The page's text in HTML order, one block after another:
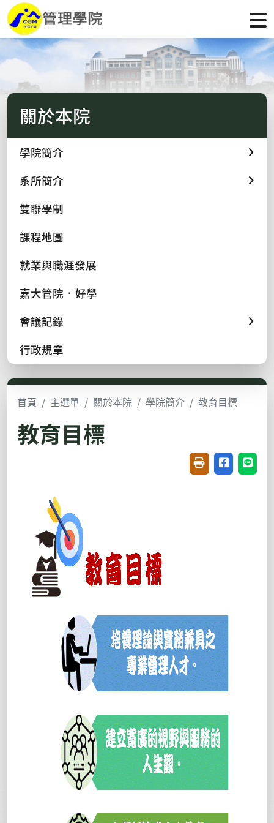
關於本院
學院簡介
系所簡介
雙聯學制
課程地圖
就業與職涯發展
嘉大管院 ᛫ 好學
會議記錄
行政規章
首頁 主選單 關於本院 學院簡介 教育目標
教育目標
友善列印(開新視
分享至臉書
分享